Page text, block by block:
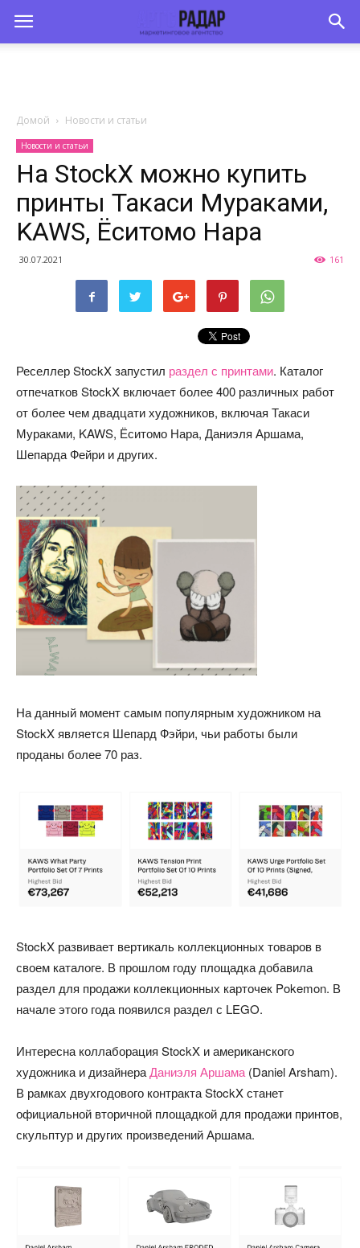
Домой Новости и статьи
Новости и статьи
На StockX можно купить
принты Такаси Мураками,
KAWS, Ёситомо Нара
30.07.2021 161
Реселлер StockX запустил раздел с принтами. Каталог
отпечатков StockX включает более 400 различных работ
от более чем двадцати художников, включая Такаси
Мураками, KAWS, Ёситомо Нара, Даниэля Аршама,
Шепарда Фейри и других.
На данный момент самым популярным художником на
StockX является Шепард Фэйри, чьи работы были
проданы более 70 раз.
StockX развивает вертикаль коллекционных товаров в
своем каталоге. В прошлом году площадка добавила
раздел для продажи коллекционных карточек Pokemon. В
начале этого года появился раздел с LEGO.
Интересна коллаборация StockX и американского
художника и дизайнераДаниэля Аршама (Daniel Arsham).
В рамках двухгодового контракта StockX станет
официальной вторичной площадкой для продажи принтов,
скульптур и других произведений Аршама.